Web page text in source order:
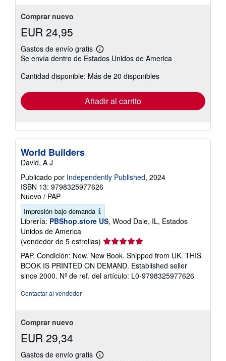
Comprar nuevo
EUR 24,95
Gastos de envío gratis
Más
información
las
envío
Se envía dentro de Estados Unidos de America
Cantidad disponible: Más de 20 disponibles
Añadir al carrito
World Builders
David, A J
Publicado por Independently Published, 2024
ISBN 13: 9798325977626
Nuevo / PAP
Impresión bajo demanda
Librería: PBShop.store US, Wood Dale, IL, Estados
Unidos de America
(vendedor de 5 estrellas) Calificación
del
vendedor:
5
de
PAP. Condición: New. New Book. Shipped from UK. THIS
BOOK IS PRINTED ON DEMAND. Established seller
since 2000. Nº de ref. del artículo: L0-9798325977626
Contactar al vendedor
Comprar nuevo
EUR 29,34
Gastos de envío gratis
Más